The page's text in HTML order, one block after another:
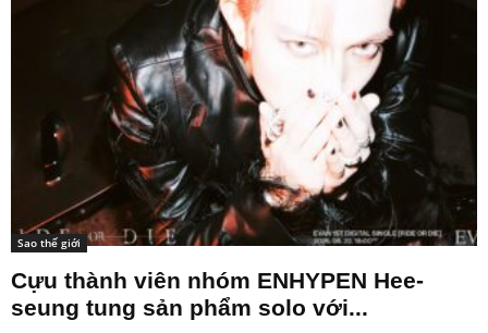
Sao thế giới
Cựu thành viên nhóm ENHYPEN Hee-
seung tung sản phẩm solo với...